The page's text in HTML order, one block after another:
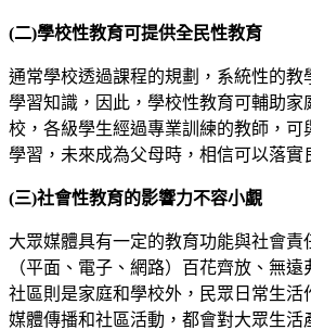
(二)學校性教育可提供全民性教育
通常學校透過課程的規劃，系統性的教
學習知識，因此，學校性教育可輔助家
校，各級學生經過專業訓練的教師，可
學習，未來成為父母時，相信可以落實
(三)社會性教育的影響力不容小覷
大眾媒體具有一定的教育功能與社會責
（平面、電子、網路）百花齊放、無遠
社區則是家庭和學校外，民眾日常生活
媒體傳播和社區活動，都會對大眾生活